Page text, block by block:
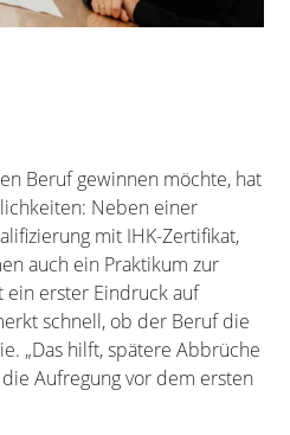
Beruf gewinnen möchte, hat
Neben einer
mit IHK-Zertifikat,
auch ein Praktikum zur
ein erster Eindruck auf
schnell, ob der Beruf die
„Das hilft, spätere Abbrüche
Aufregung vor dem ersten